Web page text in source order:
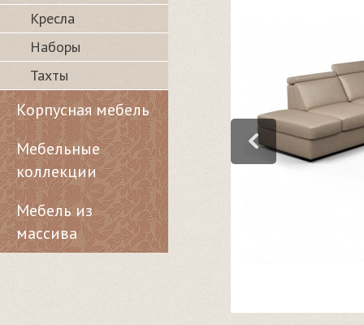
Кресла
Наборы
Тахты
Корпусная мебель
Мебельные
коллекции
Мебель из
массива